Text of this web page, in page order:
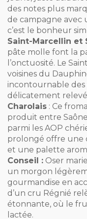
des notes plus
de campagne avec
c’est le bonheur
Saint-Marcellin et
pâte molle font la
l’onctuosité. Le
voisines du
incontournable des
délicatement
Charolais : Ce
produit entre
parmi les AOP
prolongé offre une
et une palette
Conseil : Oser
un morgon
gourmandise en
d’un cru Régnié
étonnante, où le
lactée.